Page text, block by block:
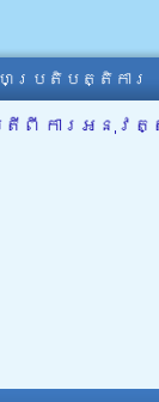
ប្រតិបត្តិការ
ពី ការអនុវ